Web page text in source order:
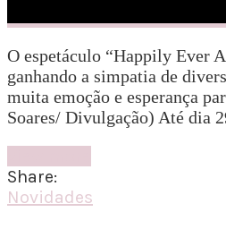
O espetáculo “Happily Ever
ganhando a simpatia de
muita emoção e esperança
Soares/ Divulgação) Até dia
Share:
Novidades